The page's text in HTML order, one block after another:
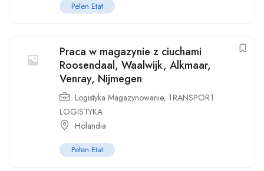
Pełen Etat
Praca w magazynie z ciuchami
Roosendaal, Waalwijk, Alkmaar,
Venray, Nijmegen
Logistyka Magazynowanie, TRANSPORT
LOGISTYKA
Holandia
Pełen Etat